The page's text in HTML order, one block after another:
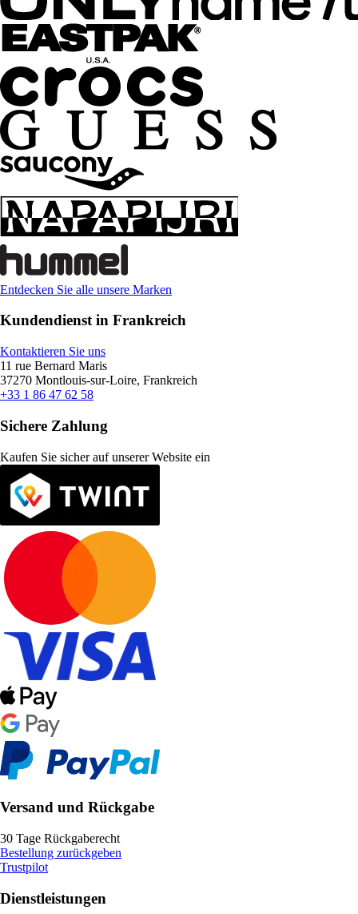
Entdecken Sie alle unsere Marken
Kundendienst in Frankreich
Kontaktieren Sie uns
11 rue Bernard Maris
37270 Montlouis-sur-Loire, Frankreich
+33 1 86 47 62 58
Sichere Zahlung
Kaufen Sie sicher auf unserer Website ein
Versand und Rückgabe
30 Tage Rückgaberecht
Bestellung zurückgeben
Trustpilot
Dienstleistungen